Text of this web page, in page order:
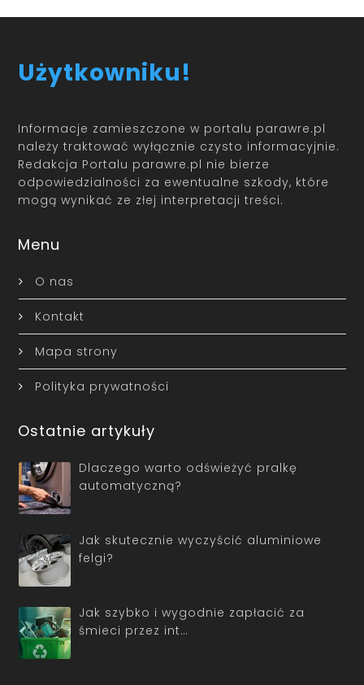
Użytkowniku!
Informacje zamieszczone w portalu parawre.pl
należy traktować wyłącznie czysto informacyjnie.
Redakcja Portalu parawre.pl nie bierze
odpowiedzialności za ewentualne szkody, które
mogą wynikać ze złej interpretacji treści.
Menu
O nas
Kontakt
Mapa strony
Polityka prywatności
Ostatnie artykuły
Dlaczego warto odświeżyć pralkę
automatyczną?
Jak skutecznie wyczyścić aluminiowe
felgi?
Jak szybko i wygodnie zapłacić za
śmieci przez int…